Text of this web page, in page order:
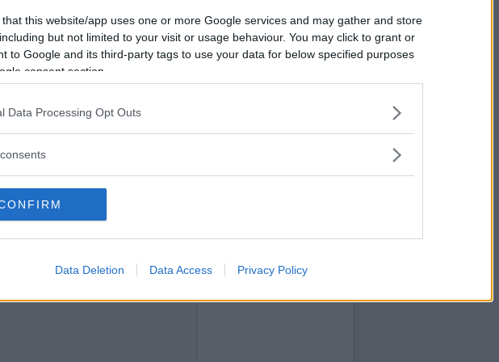
that this website/app uses one or more Google services and may gather and store
but not limited to your visit or usage behaviour. You may click to grant or
to Google and its third-party tags to use your data for below specified purposes
consent section.
Data Processing Opt Outs
Data Deletion Data Access Privacy Policy
2019-04-15 22:33
Vill du bli
medlem?